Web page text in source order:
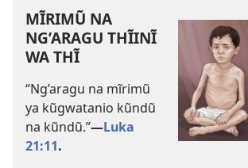
MĨRIMŨ NA
NG’ARAGU THĨINĨ
WA THĨ
“Ng’aragu na mĩrimũ
ya kũgwatanio kũndũ
na kũndũ.”​—Luka
21:11.